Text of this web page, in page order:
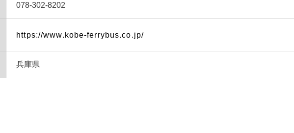
078-302-8202
https://www.kobe-ferrybus.co.jp/
兵庫県